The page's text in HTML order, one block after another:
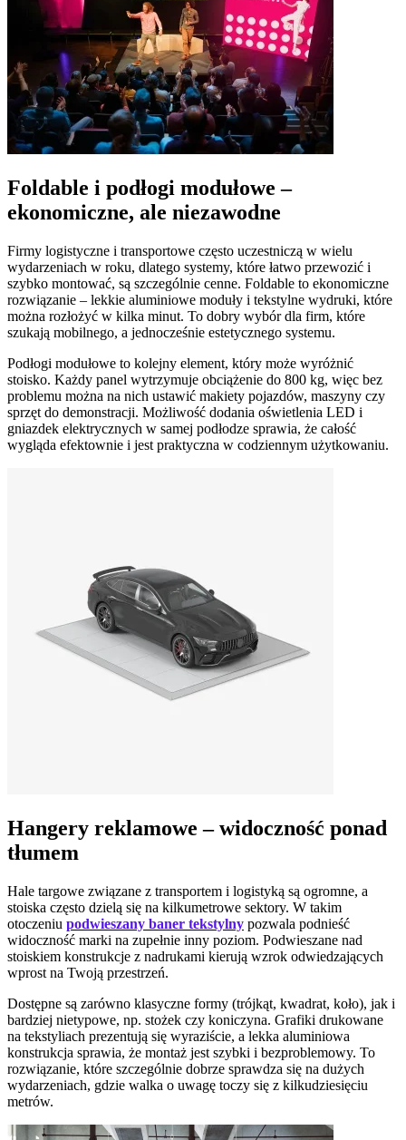
Foldable i podłogi modułowe –
ekonomiczne, ale niezawodne
Firmy logistyczne i transportowe często uczestniczą w wielu
wydarzeniach w roku, dlatego systemy, które łatwo przewozić i
szybko montować, są szczególnie cenne. Foldable to ekonomiczne
rozwiązanie – lekkie aluminiowe moduły i tekstylne wydruki, które
można rozłożyć w kilka minut. To dobry wybór dla firm, które
szukają mobilnego, a jednocześnie estetycznego systemu.
Podłogi modułowe to kolejny element, który może wyróżnić
stoisko. Każdy panel wytrzymuje obciążenie do 800 kg, więc bez
problemu można na nich ustawić makiety pojazdów, maszyny czy
sprzęt do demonstracji. Możliwość dodania oświetlenia LED i
gniazdek elektrycznych w samej podłodze sprawia, że całość
wygląda efektownie i jest praktyczna w codziennym użytkowaniu.
Hangery reklamowe – widoczność ponad
tłumem
Hale targowe związane z transportem i logistyką są ogromne, a
stoiska często dzielą się na kilkumetrowe sektory. W takim
otoczeniu podwieszany baner tekstylny pozwala podnieść
widoczność marki na zupełnie inny poziom. Podwieszane nad
stoiskiem konstrukcje z nadrukami kierują wzrok odwiedzających
wprost na Twoją przestrzeń.
Dostępne są zarówno klasyczne formy (trójkąt, kwadrat, koło), jak i
bardziej nietypowe, np. stożek czy koniczyna. Grafiki drukowane
na tekstyliach prezentują się wyraziście, a lekka aluminiowa
konstrukcja sprawia, że montaż jest szybki i bezproblemowy. To
rozwiązanie, które szczególnie dobrze sprawdza się na dużych
wydarzeniach, gdzie walka o uwagę toczy się z kilkudziesięciu
metrów.